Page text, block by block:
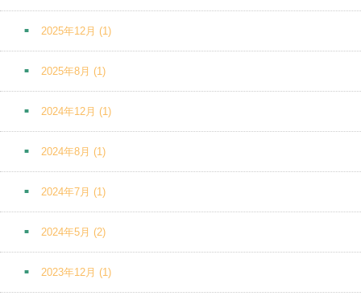
2025年12月 (1)
2025年8月 (1)
2024年12月 (1)
2024年8月 (1)
2024年7月 (1)
2024年5月 (2)
2023年12月 (1)